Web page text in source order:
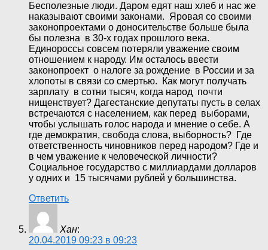
Бесполезные люди. Даром едят наш хлеб и нас же
наказывают своими законами. Яровая со своими
законопроектами о доносительстве больше была
бы полезна в 30-х годах прошлого века.
Единороссы совсем потеряли уважение своим
отношением к народу. Им осталось ввести
законопроект о налоге за рождение в России и за
хлопоты в связи со смертью. Как могут получать
зарплату в сотни тысяч, когда народ почти
нищенствует? Дагестанские депутаты пусть в селах
встречаются с населением, как перед выборами,
чтобы услышать голос народа и мнение о себе. А
где демократия, свобода слова, выборность? Где
ответственность чиновников перед народом? Где и
в чем уважение к человеческой личности?
Социальное государство с миллиардами долларов
у одних и 15 тысячами рублей у большинства.
Ответить
Хан:
20.04.2019 09:23 в 09:23